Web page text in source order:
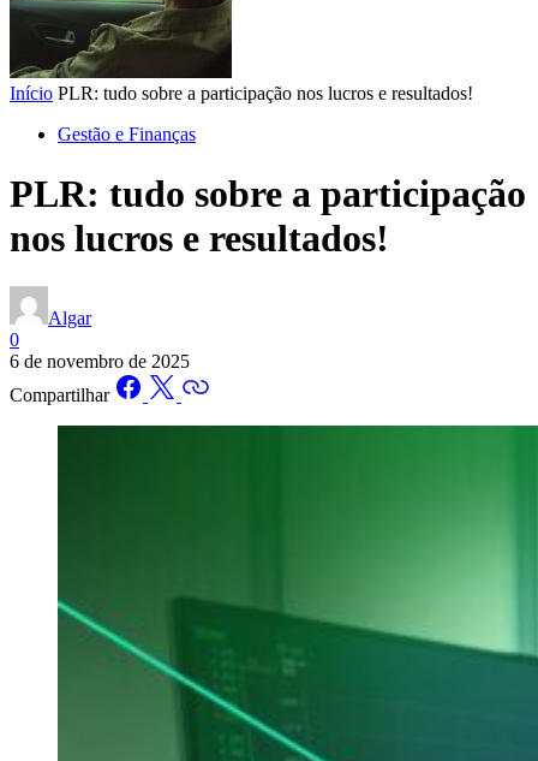
Início PLR: tudo sobre a participação nos lucros e resultados!
Gestão e Finanças
PLR: tudo sobre a participação
nos lucros e resultados!
Algar
0
6 de novembro de 2025
Compartilhar